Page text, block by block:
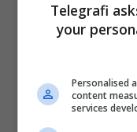
Telegrafi
your
Personalised
content
services